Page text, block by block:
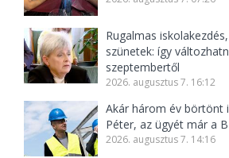
Rugalmas
szünetek: így
szeptembertől
2026. augusztus 7. 16:12
Akár három év börtönt
Péter, az ügyét már a
2026. augusztus 7. 14:16